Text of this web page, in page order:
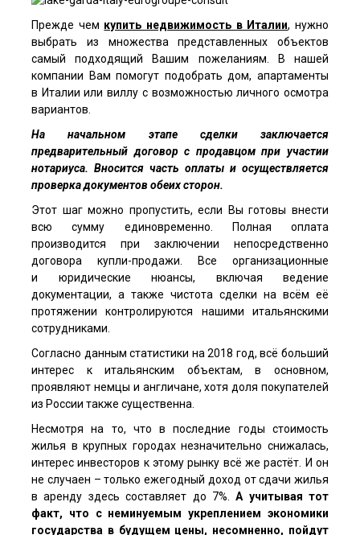
Прежде чем купить недвижимость в Италии, нужно
выбрать из множества представленных объектов
самый подходящий Вашим пожеланиям. В нашей
компании Вам помогут подобрать дом, апартаменты
в Италии или виллу с возможностью личного осмотра
вариантов.
На начальном этапе сделки заключается
предварительный договор с продавцом при участии
нотариуса. Вносится часть оплаты и осуществляется
проверка документов обеих сторон.
Этот шаг можно пропустить, если Вы готовы внести
всю сумму единовременно. Полная оплата
производится при заключении непосредственно
договора купли-продажи. Все организационные
и юридические нюансы, включая ведение
документации, а также чистота сделки на всём её
протяжении контролируются нашими итальянскими
сотрудниками.
Согласно данным статистики на 2018 год, всё больший
интерес к итальянским объектам, в основном,
проявляют немцы и англичане, хотя доля покупателей
из России также существенна.
Несмотря на то, что в последние годы стоимость
жилья в крупных городах незначительно снижалась,
интерес инвесторов к этому рынку всё же растёт. И он
не случаен – только ежегодный доход от сдачи жилья
в аренду здесь составляет до 7%.А учитывая тот
факт, что с неминуемым укреплением экономики
государства в будущем цены, несомненно, пойдут